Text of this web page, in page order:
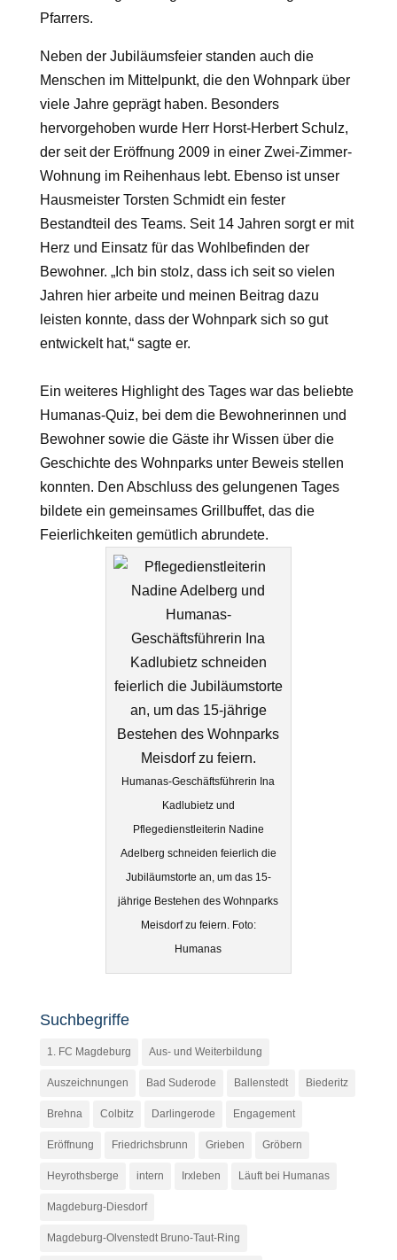
Pfarrers.
Neben der Jubiläumsfeier standen auch die
Menschen im Mittelpunkt, die den Wohnpark über
viele Jahre geprägt haben. Besonders
hervorgehoben wurde Herr Horst-Herbert Schulz,
der seit der Eröffnung 2009 in einer Zwei-Zimmer-
Wohnung im Reihenhaus lebt. Ebenso ist unser
Hausmeister Torsten Schmidt ein fester
Bestandteil des Teams. Seit 14 Jahren sorgt er mit
Herz und Einsatz für das Wohlbefinden der
Bewohner. „Ich bin stolz, dass ich seit so vielen
Jahren hier arbeite und meinen Beitrag dazu
leisten konnte, dass der Wohnpark sich so gut
entwickelt hat,“ sagte er.
Ein weiteres Highlight des Tages war das beliebte
Humanas-Quiz, bei dem die Bewohnerinnen und
Bewohner sowie die Gäste ihr Wissen über die
Geschichte des Wohnparks unter Beweis stellen
konnten. Den Abschluss des gelungenen Tages
bildete ein gemeinsames Grillbuffet, das die
Feierlichkeiten gemütlich abrundete.
Humanas-Geschäftsführerin Ina
Kadlubietz und
Pflegedienstleiterin Nadine
Adelberg schneiden feierlich die
Jubiläumstorte an, um das 15-
jährige Bestehen des Wohnparks
Meisdorf zu feiern. Foto:
Humanas
Suchbegriffe
1. FC Magdeburg Aus- und Weiterbildung
Auszeichnungen Bad Suderode Ballenstedt Biederitz
Brehna Colbitz Darlingerode Engagement
Eröffnung Friedrichsbrunn Grieben Gröbern
Heyrothsberge intern Irxleben Läuft bei Humanas
Magdeburg-Diesdorf
Magdeburg-Olvenstedt Bruno-Taut-Ring